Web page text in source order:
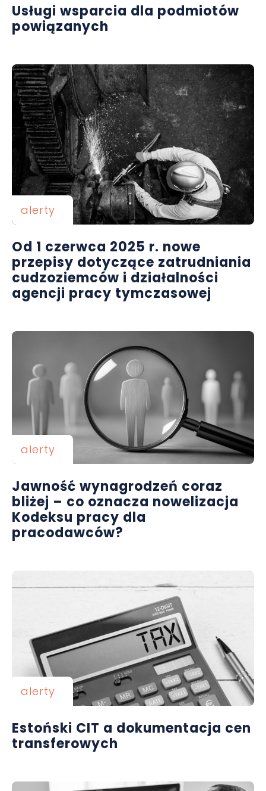
Usługi wsparcia dla podmiotów
powiązanych
alerty
Od 1 czerwca 2025 r. nowe
przepisy dotyczące zatrudniania
cudzoziemców i działalności
agencji pracy tymczasowej
alerty
Jawność wynagrodzeń coraz
bliżej – co oznacza nowelizacja
Kodeksu pracy dla
pracodawców?
alerty
Estoński CIT a dokumentacja cen
transferowych